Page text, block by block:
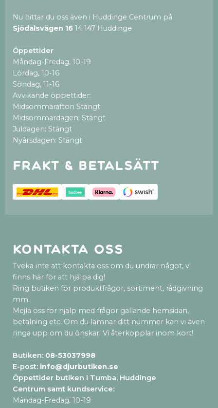
Nu hittar du oss även i Huddinge Centrum på
Sjödalsvägen 16 14 147 Huddinge
Öppettider
Måndag-Fredag, 10-19
Lördag, 10-16
Söndag, 11-16
Avvikande öppettider:
Midsommarafton Stängt
Midsommardagen: Stängt
Juldagen: Stängt
Nyårsdagen: Stängt
Frakt & betalsätt
Kontakta oss
Tveka inte att kontakta oss om du undrar något, vi
finns här för att hjälpa dig!
Ring butiken för produktfrågor, sortiment, rådgivning
mm.
Mejla oss för hjälp med frågor gällande hemsidan,
betalning etc. Om du lämnar ditt nummer kan vi även
ringa upp om du önskar. Vi återkopplar inom kort!
Butiken: 08-53037998
E-post: info@djurbutiken.se
Öppettider butiken i Tumba, Huddinge
Centrum samt kundservice:
Måndag-Fredag, 10-19